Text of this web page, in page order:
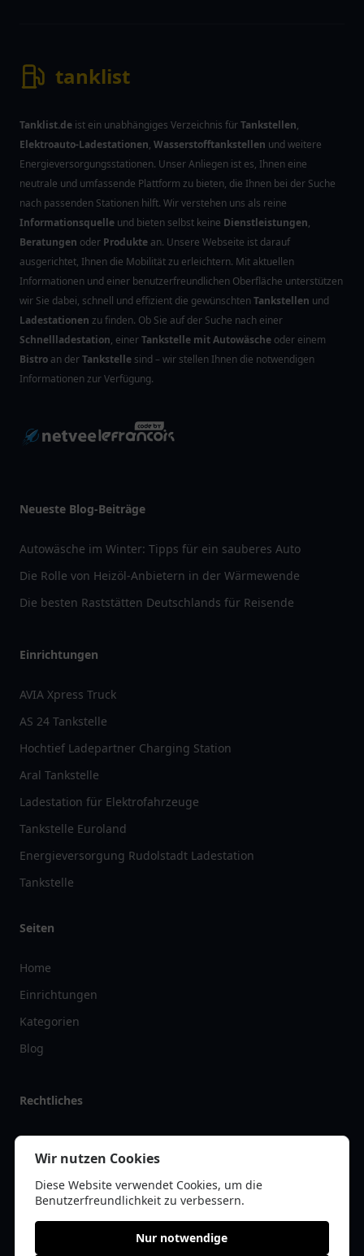
tanklist
Tanklist.de ist ein unabhängiges Verzeichnis fürTankstellen,
Elektroauto-Ladestationen, Wasserstofftankstellen und weitere
Energieversorgungsstationen. Unser Anliegen ist es, Ihnen eine
neutrale und umfassende Plattform zu bieten, die Ihnen bei der Suche
nach passenden Stationen hilft. Wir verstehen uns als reine
Informationsquelle und bieten selbst keine Dienstleistungen,
Beratungen oder Produkte an. Unsere Webseite ist darauf
ausgerichtet, Ihnen die Mobilität zu erleichtern. Mit aktuellen
Informationen und einer benutzerfreundlichen Oberfläche unterstützen
wir Sie dabei, schnell und effizient die gewünschtenTankstellen und
Ladestationen zu finden. Ob Sie auf der Suche nach einer
Schnellladestation, einerTankstelle mit Autowäsche oder einem
Bistro an derTankstelle sind – wir stellen Ihnen die notwendigen
Informationen zur Verfügung.
Neueste Blog-Beiträge
Autowäsche im Winter: Tipps für ein sauberes Auto
Die Rolle von Heizöl-Anbietern in der Wärmewende
Die besten Raststätten Deutschlands für Reisende
Einrichtungen
AVIA Xpress Truck
AS 24 Tankstelle
Hochtief Ladepartner Charging Station
Aral Tankstelle
Ladestation für Elektrofahrzeuge
Tankstelle Euroland
Energieversorgung Rudolstadt Ladestation
Tankstelle
Seiten
Home
Einrichtungen
Kategorien
Blog
Rechtliches
Impressum
Datenschutz
Kontakt
Wir nutzen Cookies
Diese Website verwendet Cookies, um die
Benutzerfreundlichkeit zu verbessern.
Nur notwendige